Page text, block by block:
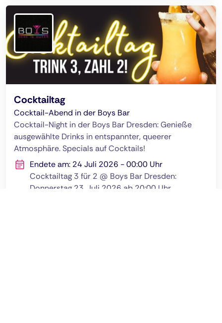
Cocktailtag
Cocktail-Abend in der Boys Bar
Cocktail-Night in der Boys Bar Dresden: Genieße
ausgewählte Drinks in entspannter, queerer
Atmosphäre. Specials auf Cocktails!
Endete am: 24 Juli 2026 - 00:00 Uhr
Cocktailtag 3 für 2 @ Boys Bar Dresden:
Donnerstag 23. Juli 2026 ab 20:00 Uhr